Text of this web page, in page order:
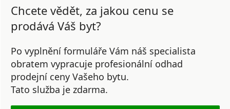
Chcete vědět, za jakou cenu se
prodává Váš byt?
Po vyplnění formuláře Vám náš specialista
obratem vypracuje profesionální odhad
prodejní ceny Vašeho bytu.
Tato služba je zdarma.